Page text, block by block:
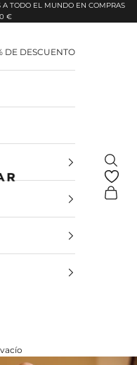
A TODO EL MUNDO EN COMPRAS
€
DE DESCUENTO